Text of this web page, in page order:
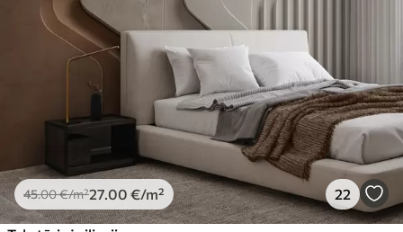
45.00€/m²27.00 €/m² 22